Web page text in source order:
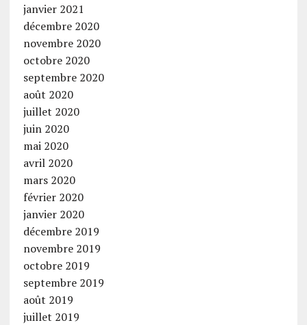
janvier 2021
décembre 2020
novembre 2020
octobre 2020
septembre 2020
août 2020
juillet 2020
juin 2020
mai 2020
avril 2020
mars 2020
février 2020
janvier 2020
décembre 2019
novembre 2019
octobre 2019
septembre 2019
août 2019
juillet 2019